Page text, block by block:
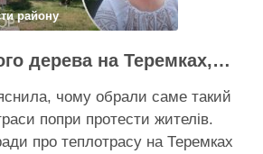
району
Шкода кожного дерева на Теремках, але тепло мають подати в 400 будинків – депутатка Київради
чому обрали саме такий
попри протести жителів.
про теплотрасу на Теремках